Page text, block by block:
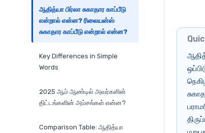
ஆதித்யா பிர்லா சுகாதார காப்பீடு
என்றால் என்ன? ரிலையன்ஸ்
சுகாதார காப்பீடு என்றால் என்ன?
Key Differences in Simple
Words
2025 ஆம் ஆண்டில் அவர்களின்
திட்டங்களின் அம்சங்கள் என்ன?
Comparison Table: ஆதித்யா